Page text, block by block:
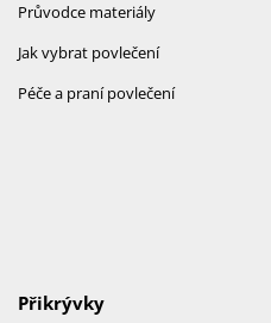
Průvodce materiály
Jak vybrat povlečení
Péče a praní povlečení
Přikrývky